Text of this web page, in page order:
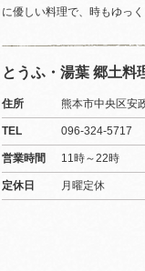
に優しい料理で、時もゆっく
とうふ・湯葉 郷土料
住所 熊本市中央区安
TEL 096-324-5717
営業時間 11時～22時
定休日 月曜定休